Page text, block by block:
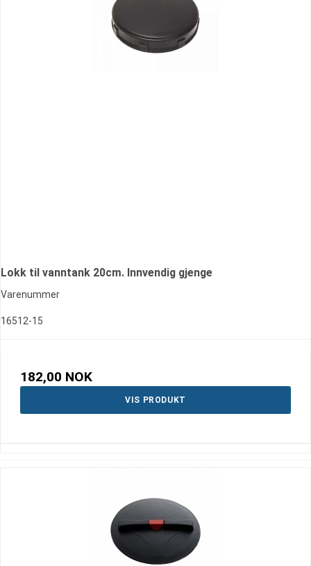
Lokk til vanntank 20cm. Innvendig gjenge
Varenummer
16512-15
182,00 NOK
VIS PRODUKT